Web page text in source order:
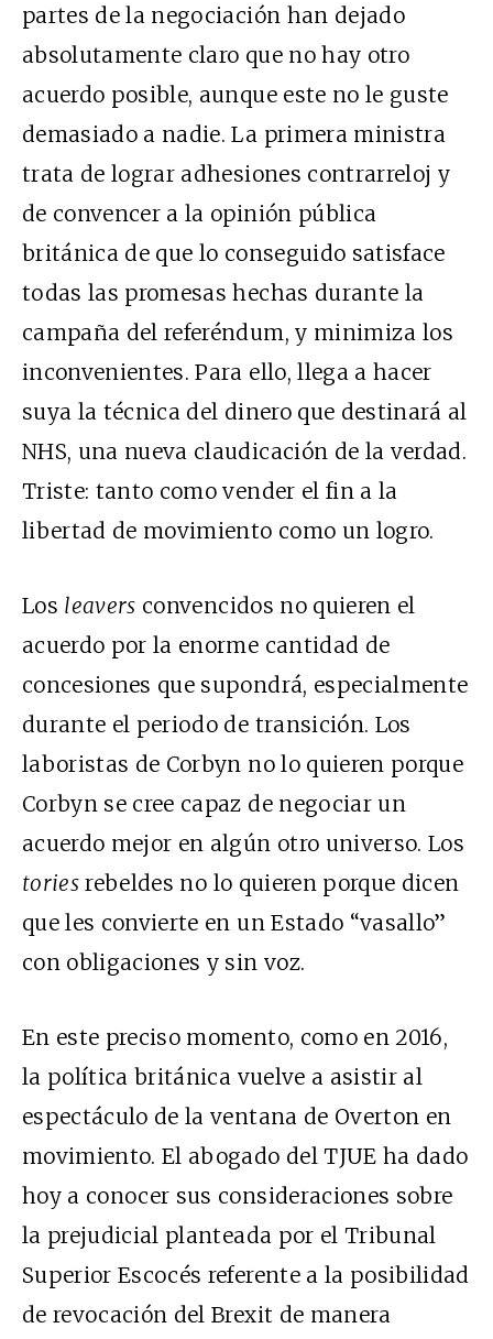
partes de la negociación han dejado
absolutamente claro que no hay otro
acuerdo posible, aunque este no le guste
demasiado a nadie. La primera ministra
trata de lograr adhesiones contrarreloj y
de convencer a la opinión pública
británica de que lo conseguido satisface
todas las promesas hechas durante la
campaña del referéndum, y minimiza los
inconvenientes. Para ello, llega a hacer
suya la técnica del dinero que destinará al
NHS, una nueva claudicación de la verdad.
Triste: tanto como vender el fin a la
libertad de movimiento como un logro.
Los leavers convencidos no quieren el
acuerdo por la enorme cantidad de
concesiones que supondrá, especialmente
durante el periodo de transición. Los
laboristas de Corbyn no lo quieren porque
Corbyn se cree capaz de negociar un
acuerdo mejor en algún otro universo. Los
toriesrebeldes no lo quieren porque dicen
que les convierte en un Estado “vasallo”
con obligaciones y sin voz.
En este preciso momento, como en 2016,
la política británica vuelve a asistir al
espectáculo de laventana de Overton en
movimiento. El abogado del TJUE ha dado
hoy a conocer sus consideraciones sobre
la prejudicial planteada por el Tribunal
Superior Escocés referente a la posibilidad
de revocación del Brexit de manera